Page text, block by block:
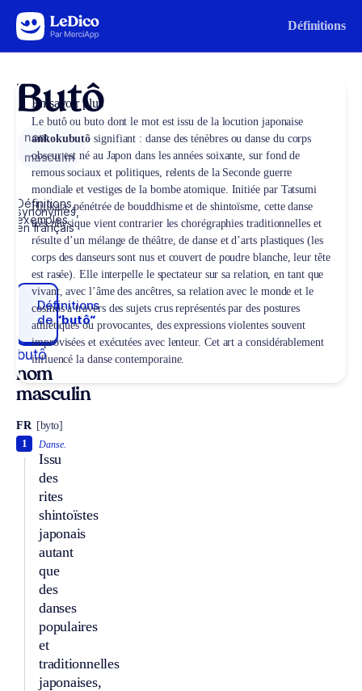
Aller au contenu Définitions
Butô
nom
masculin
Définitions,
synonymes,
exemples
en français
Définitions
de“butô“
butô
nom
masculin
FR [byto]
Danse.
Issu
des
rites
shintoïstes
japonais
autant
que
des
danses
populaires
et
traditionnelles
japonaises,
1
En savoir plus
Le butô ou buto dont le mot est issu de la locution japonaise
ankokubutô signifiant : danse des ténèbres ou danse du corps
obscur est né au Japon dans les années soixante, sur fond de
remous sociaux et politiques, relents de la Seconde guerre
mondiale et vestiges de la bombe atomique. Initiée par Tatsumi
Hijikata, pénétrée de bouddhisme et de shintoïsme, cette danse
très physique vient contrarier les chorégraphies traditionnelles et
résulte d’un mélange de théâtre, de danse et d’arts plastiques (les
corps des danseurs sont nus et couvert de poudre blanche, leur tête
est rasée). Elle interpelle le spectateur sur sa relation, en tant que
vivant, avec l’âme des ancêtres, sa relation avec le monde et le
cosmos à travers des sujets crus représentés par des postures
athlétiques ou provocantes, des expressions violentes souvent
improvisées et exécutées avec lenteur. Cet art a considérablement
influencé la danse contemporaine.